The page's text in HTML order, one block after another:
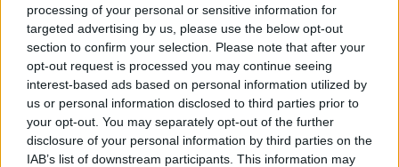
processing of your personal or sensitive information for
targeted advertising by us, please use the below opt-out
section to confirm your selection. Please note that after your
opt-out request is processed you may continue seeing
interest-based ads based on personal information utilized by
us or personal information disclosed to third parties prior to
your opt-out. You may separately opt-out of the further
disclosure of your personal information by third parties on the
IAB’s list of downstream participants. This information may
σπουδαίου ρόλου που παίζει η μαία, η μαμμή για
τους παλιότερους, στη διαδικασία γέννησης ενός
παιδιού.
Σημαντικά γεγονότα που σημειώθηκαν σαν
σήμερα 5 Μαΐου